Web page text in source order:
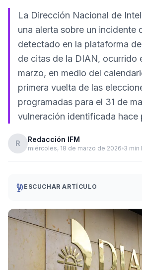
La Dirección Nacional de
una alerta sobre un incidente
detectado en la plataforma
de citas de la DIAN, ocurrido
marzo, en medio del
primera vuelta de las
programadas para el 31 de
vulneración identificada hace
R Redacción IFM
miércoles, 18 de marzo de 2026 3 min
ESCUCHAR ARTÍCULO